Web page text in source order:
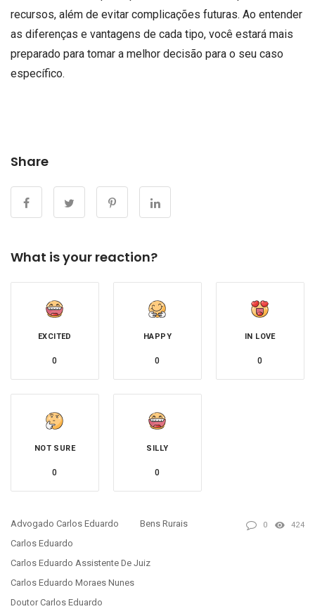
recursos, além de evitar complicações futuras. Ao entender
as diferenças e vantagens de cada tipo, você estará mais
preparado para tomar a melhor decisão para o seu caso
específico.
Share
What is your reaction?
EXCITED
0
HAPPY
0
IN LOVE
0
NOT SURE
0
SILLY
0
Advogado Carlos Eduardo
Bens Rurais
Carlos Eduardo
Carlos Eduardo Assistente De Juiz
Carlos Eduardo Moraes Nunes
Doutor Carlos Eduardo
0 424